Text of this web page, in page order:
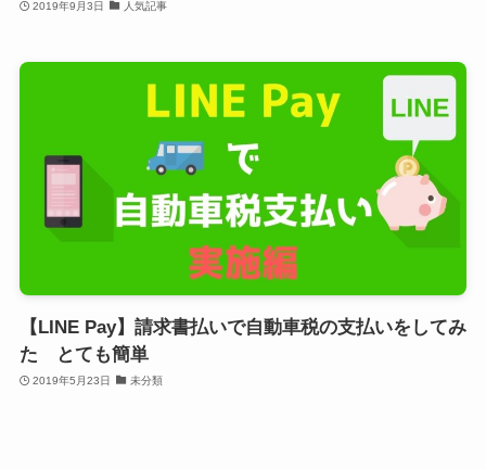
2019年9月3日 人気記事
【LINE Pay】請求書払いで自動車税の支払いをしてみ
た とても簡単
2019年5月23日 未分類